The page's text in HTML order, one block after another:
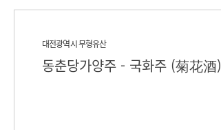
대전광역시 무형유산
동춘당가양주 - 국화주 (菊花酒)